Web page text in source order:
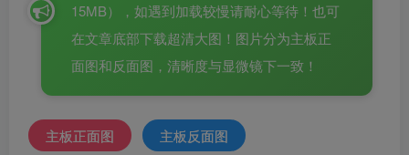
15MB），如遇到加载较慢请耐心等待！也可
在文章底部下载超清大图！图片分为主板正
面图和反面图，清晰度与显微镜下一致！
主板正面图 主板反面图